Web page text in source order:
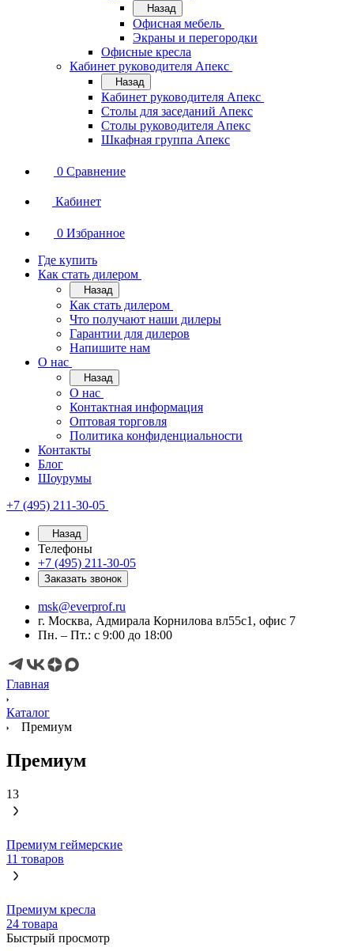
Назад
Офисная мебель
Экраны и перегородки
Офисные кресла
Кабинет руководителя Апекс
Назад
Кабинет руководителя Апекс
Столы для заседаний Апекс
Столы руководителя Апекс
Шкафная группа Апекс
0 Сравнение
Кабинет
0 Избранное
Где купить
Как стать дилером
Назад
Как стать дилером
Что получают наши дилеры
Гарантии для дилеров
Напишите нам
О нас
Назад
О нас
Контактная информация
Оптовая торговля
Политика конфиденциальности
Контакты
Блог
Шоурумы
+7 (495) 211-30-05
Назад
Телефоны
+7 (495) 211-30-05
Заказать звонок
msk@everprof.ru
г. Москва, Адмирала Корнилова вл55с1, офис 7
Пн. – Пт.: с 9:00 до 18:00
Главная
Каталог
Премиум
Премиум
13
Премиум геймерские
11 товаров
Премиум кресла
24 товара
Быстрый просмотр